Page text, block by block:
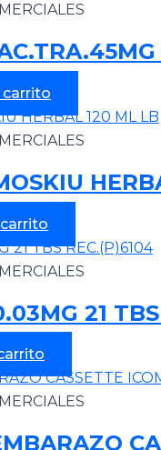
carrito
21